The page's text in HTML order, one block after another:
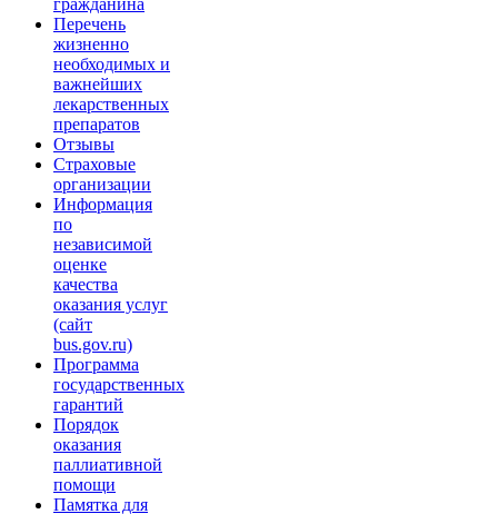
Перечень
жизненно
необходимых и
важнейших
лекарственных
препаратов
Отзывы
Страховые
организации
Информация
по
независимой
оценке
качества
оказания услуг
(сайт
bus.gov.ru)
Программа
государственных
гарантий
Порядок
оказания
паллиативной
помощи
Памятка для